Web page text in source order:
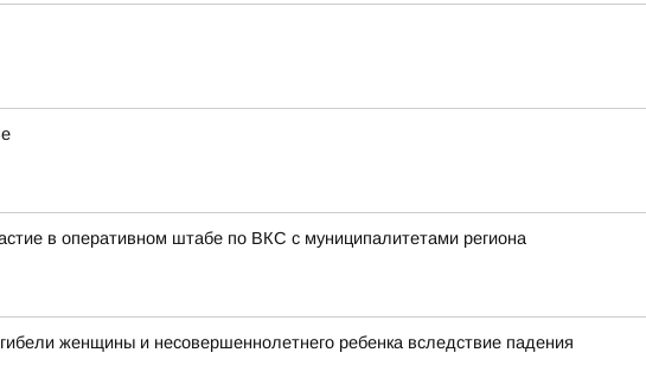
в оперативном штабе по ВКС с муниципалитетами региона
женщины и несовершеннолетнего ребенка вследствие падения